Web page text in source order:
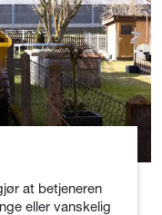
at betjeneren
eller vanskelig